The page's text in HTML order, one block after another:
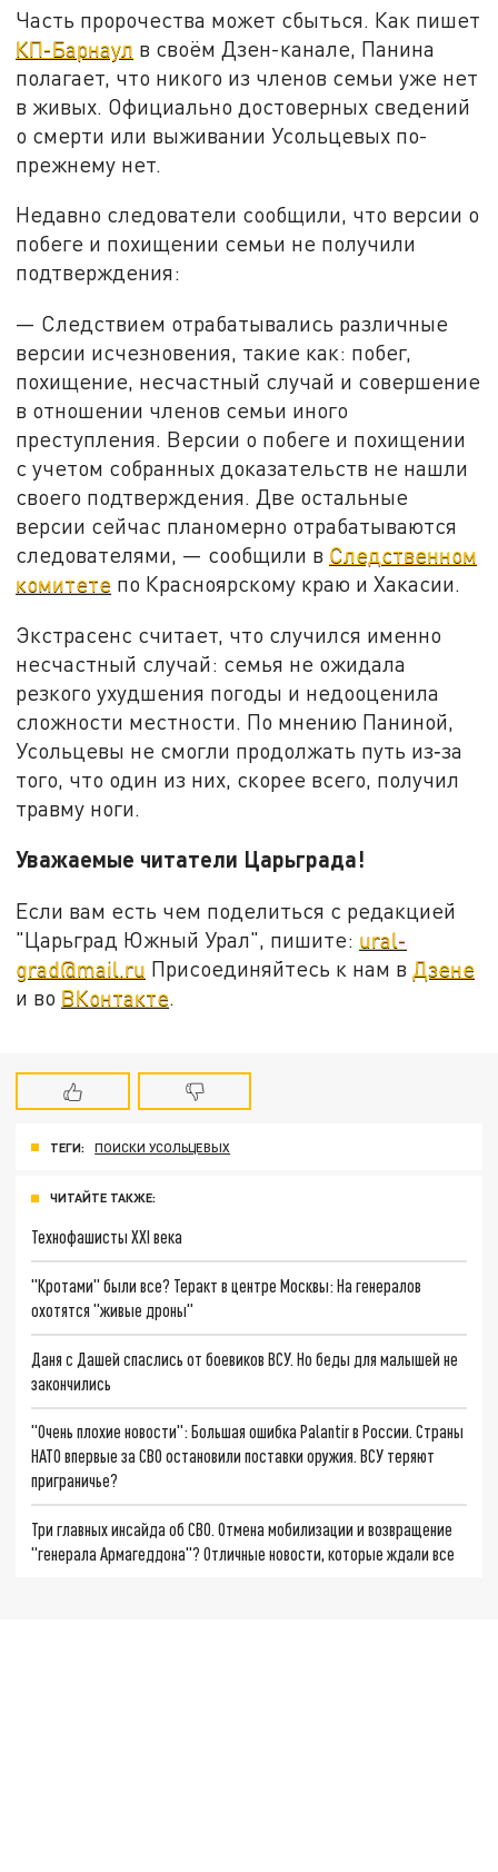
Часть пророчества может сбыться. Как пишет
КП-Барнаул в своём Дзен-канале, Панина
полагает, что никого из членов семьи уже нет
в живых. Официально достоверных сведений
о смерти или выживании Усольцевых по-
прежнему нет.
Недавно следователи сообщили, что версии о
побеге и похищении семьи не получили
подтверждения:
— Следствием отрабатывались различные
версии исчезновения, такие как: побег,
похищение, несчастный случай и совершение
в отношении членов семьи иного
преступления. Версии о побеге и похищении
с учетом собранных доказательств не нашли
своего подтверждения. Две остальные
версии сейчас планомерно отрабатываются
следователями, — сообщили в Следственном
комитете по Красноярскому краю и Хакасии.
Экстрасенс считает, что случился именно
несчастный случай: семья не ожидала
резкого ухудшения погоды и недооценила
сложности местности. По мнению Паниной,
Усольцевы не смогли продолжать путь из‑за
того, что один из них, скорее всего, получил
травму ноги.
Уважаемые читатели Царьграда!
Если вам есть чем поделиться с редакцией
"Царьград Южный Урал", пишите: ural-
grad@mail.ru Присоединяйтесь к нам в Дзене
и во ВКонтакте.
ТЕГИ: ПОИСКИ УСОЛЬЦЕВЫХ
ЧИТАЙТЕ ТАКЖЕ:
Технофашисты XXI века
"Кротами" были все? Теракт в центре Москвы: На генералов
охотятся "живые дроны"
Даня с Дашей спаслись от боевиков ВСУ. Но беды для малышей не
закончились
"Очень плохие новости": Большая ошибка Palantir в России. Страны
НАТО впервые за СВО остановили поставки оружия. ВСУ теряют
приграничье?
Три главных инсайда об СВО. Отмена мобилизации и возвращение
"генерала Армагеддона"? Отличные новости, которые ждали все